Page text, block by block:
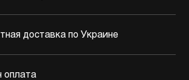
доставка по Украине
оплата